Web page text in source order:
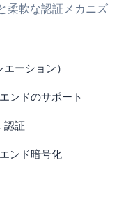
柔軟な認証メカニズ
ーション）
ンドのサポート
認証
ンド暗号化